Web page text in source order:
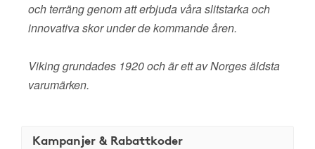
och terräng genom att erbjuda våra slitstarka och
innovativa skor under de kommande åren.
Viking grundades 1920 och är ett av Norges äldsta
varumärken.
Kampanjer & Rabattkoder